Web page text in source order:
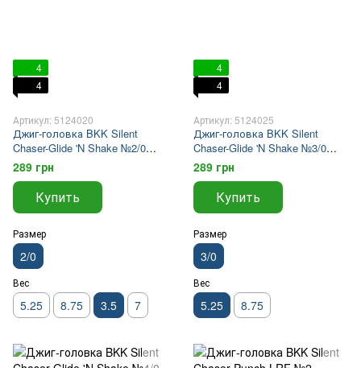
4
4
Артикул: 5124020
Джиг-головка BKK Silent
Chaser-Glide 'N Shake №2/0
3.5г(4шт)NEW
289 грн
Купить
Размер
2/0
Вес
5.25 8.75 3.5 7
4
4
Артикул: 5124025
Джиг-головка BKK Silent
Chaser-Glide 'N Shake №3/0
5.25г(3шт)NEW
289 грн
Купить
Размер
3/0
Вес
5.25 8.75